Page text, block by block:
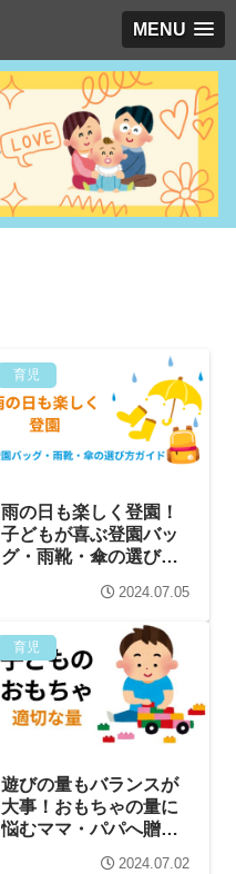
MENU
育児
雨の日も楽しく登園！
子どもが喜ぶ登園バッ
グ・雨靴・傘の選び方
2024.07.05
育児
遊びの量もバランスが
大事！おもちゃの量に
悩むママ・パパへ贈る
2024.07.02